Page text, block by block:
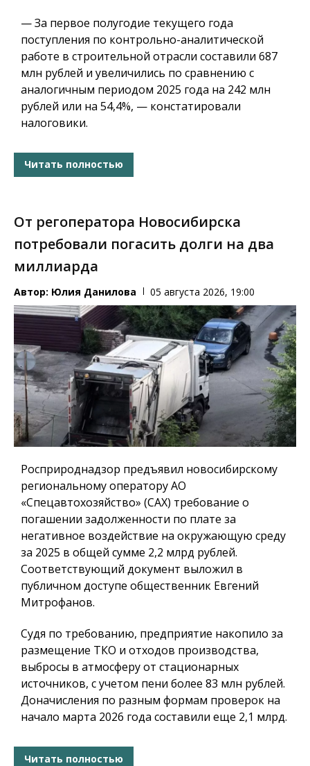
— За первое полугодие текущего года
поступления по контрольно-аналитической
работе в строительной отрасли составили 687
млн рублей и увеличились по сравнению с
аналогичным периодом 2025 года на 242 млн
рублей или на 54,4%, — констатировали
налоговики.
Читать полностью
От регоператора Новосибирска
потребовали погасить долги на два
миллиарда
Автор: Юлия Данилова 05 августа 2026, 19:00
Росприроднадзор предъявил новосибирскому
региональному оператору АО
«Спецавтохозяйство» (САХ) требование о
погашении задолженности по плате за
негативное воздействие на окружающую среду
за 2025 в общей сумме 2,2 млрд рублей.
Соответствующий документ выложил в
публичном доступе общественник Евгений
Митрофанов.
Судя по требованию, предприятие накопило за
размещение ТКО и отходов производства,
выбросы в атмосферу от стационарных
источников, с учетом пени более 83 млн рублей.
Доначисления по разным формам проверок на
начало марта 2026 года составили еще 2,1 млрд.
Читать полностью